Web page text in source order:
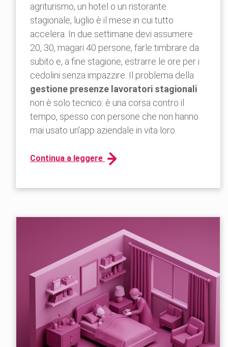
agriturismo, un hotel o un ristorante
stagionale, luglio è il mese in cui tutto
accelera. In due settimane devi assumere
20, 30, magari 40 persone, farle timbrare da
subito e, a fine stagione, estrarre le ore per i
cedolini senza impazzire. Il problema della
gestione presenze lavoratori stagionali
non è solo tecnico: è una corsa contro il
tempo, spesso con persone che non hanno
mai usato un'app aziendale in vita loro.
Continua a leggere